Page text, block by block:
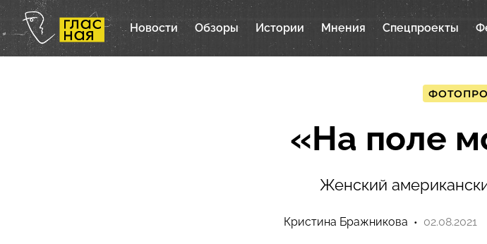
Новости Обзоры Истории Мнения Спецпроекты
«На поле
Женский
Кристина Бражникова 02.08.2021